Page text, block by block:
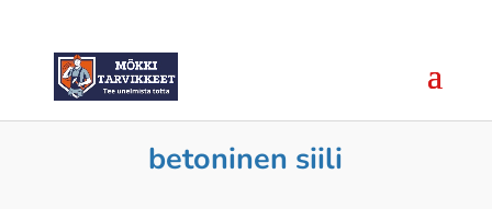
betoninen siili